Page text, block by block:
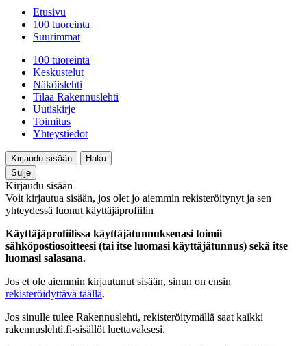
Etusivu
100 tuoreinta
Suurimmat
100 tuoreinta
Keskustelut
Näköislehti
Tilaa Rakennuslehti
Uutiskirje
Toimitus
Yhteystiedot
Kirjaudu sisään
Haku
Sulje
Kirjaudu sisään
Voit kirjautua sisään, jos olet jo aiemmin rekisteröitynyt ja sen
yhteydessä luonut käyttäjäprofiilin
Käyttäjäprofiilissa käyttäjätunnuksenasi toimii
sähköpostiosoitteesi (tai itse luomasi käyttäjätunnus) sekä itse
luomasi salasana.
Jos et ole aiemmin kirjautunut sisään, sinun on ensin
rekisteröidyttävä täällä.
Jos sinulle tulee Rakennuslehti, rekisteröitymällä saat kaikki
rakennuslehti.fi-sisällöt luettavaksesi.